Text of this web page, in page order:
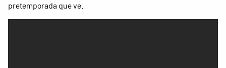
pretemporada que ve.